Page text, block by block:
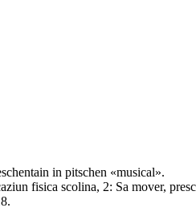
in pitschen «musical».
fisica scolina, 2: Sa mover,